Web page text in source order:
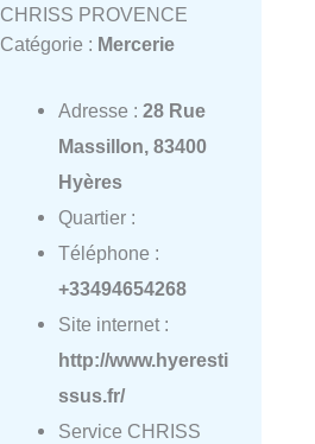
CHRISS PROVENCE
Catégorie : Mercerie
Adresse : 28 Rue
Massillon, 83400
Hyères
Quartier :
Téléphone :
+33494654268
Site internet :
http://www.hyeresti
ssus.fr/
Service CHRISS